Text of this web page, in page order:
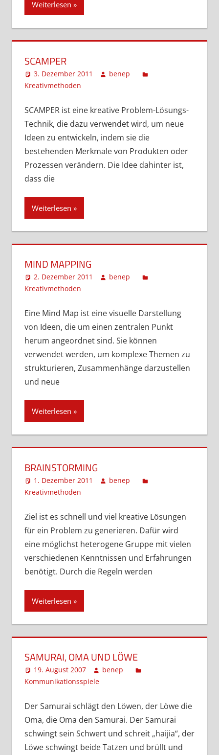
Weiterlesen
SCAMPER
3. Dezember 2011
benep
Kreativmethoden
SCAMPER ist eine kreative Problem-Lösungs-
Technik, die dazu verwendet wird, um neue
Ideen zu entwickeln, indem sie die
bestehenden Merkmale von Produkten oder
Prozessen verändern. Die Idee dahinter ist,
dass die
Weiterlesen
MIND MAPPING
2. Dezember 2011
benep
Kreativmethoden
Eine Mind Map ist eine visuelle Darstellung
von Ideen, die um einen zentralen Punkt
herum angeordnet sind. Sie können
verwendet werden, um komplexe Themen zu
strukturieren, Zusammenhänge darzustellen
und neue
Weiterlesen
BRAINSTORMING
1. Dezember 2011
benep
Kreativmethoden
Ziel ist es schnell und viel kreative Lösungen
für ein Problem zu generieren. Dafür wird
eine möglichst heterogene Gruppe mit vielen
verschiedenen Kenntnissen und Erfahrungen
benötigt. Durch die Regeln werden
Weiterlesen
SAMURAI, OMA UND LÖWE
19. August 2007
benep
Kommunikationsspiele
Der Samurai schlägt den Löwen, der Löwe die
Oma, die Oma den Samurai. Der Samurai
schwingt sein Schwert und schreit „haijia“, der
Löwe schwingt beide Tatzen und brüllt und